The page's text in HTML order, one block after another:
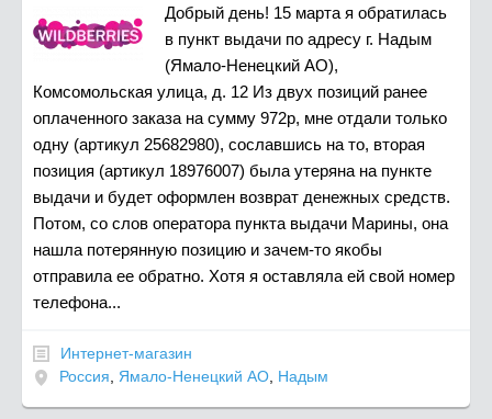
Добрый день! 15 марта я обратилась
в пункт выдачи по адресу г. Надым
(Ямало-Ненецкий АО),
Комсомольская улица, д. 12 Из двух позиций ранее
оплаченного заказа на сумму 972р, мне отдали только
одну (артикул 25682980), сославшись на то, вторая
позиция (артикул 18976007) была утеряна на пункте
выдачи и будет оформлен возврат денежных средств.
Потом, со слов оператора пункта выдачи Марины, она
нашла потерянную позицию и зачем-то якобы
отправила ее обратно. Хотя я оставляла ей свой номер
телефона...
Интернет-магазин
Россия, Ямало-Ненецкий АО, Надым